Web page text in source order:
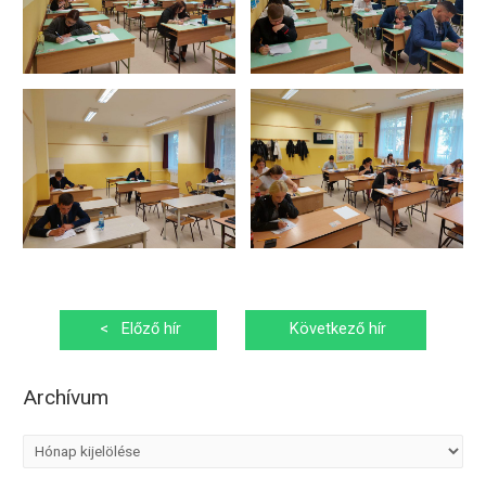
Bejegyzés
navigáció
< Előző hír
Következő hír
Archívum